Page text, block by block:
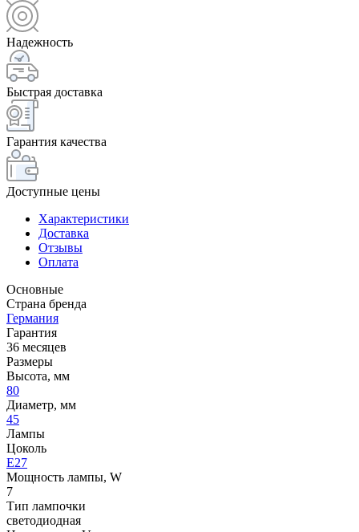
Надежность
Быстрая доставка
Гарантия качества
Доступные цены
Характеристики
Доставка
Отзывы
Оплата
Основные
Страна бренда
Германия
Гарантия
36 месяцев
Размеры
Высота, мм
80
Диаметр, мм
45
Лампы
Цоколь
E27
Мощность лампы, W
7
Тип лампочки
светодиодная